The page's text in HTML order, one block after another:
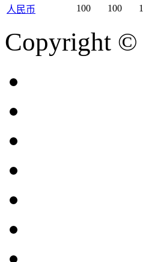
人民币
100 100
Copyright ©